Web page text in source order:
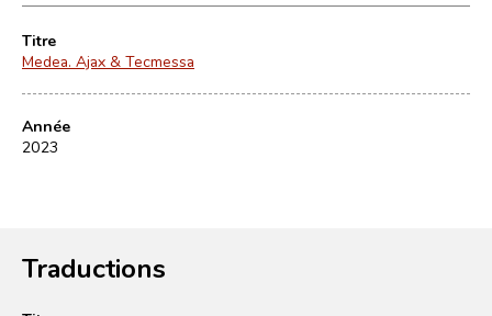
Titre
Medea. Ajax & Tecmessa
Année
2023
Traductions